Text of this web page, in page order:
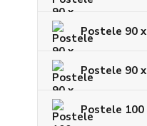
Postele 90
Postele 90
Postele 100